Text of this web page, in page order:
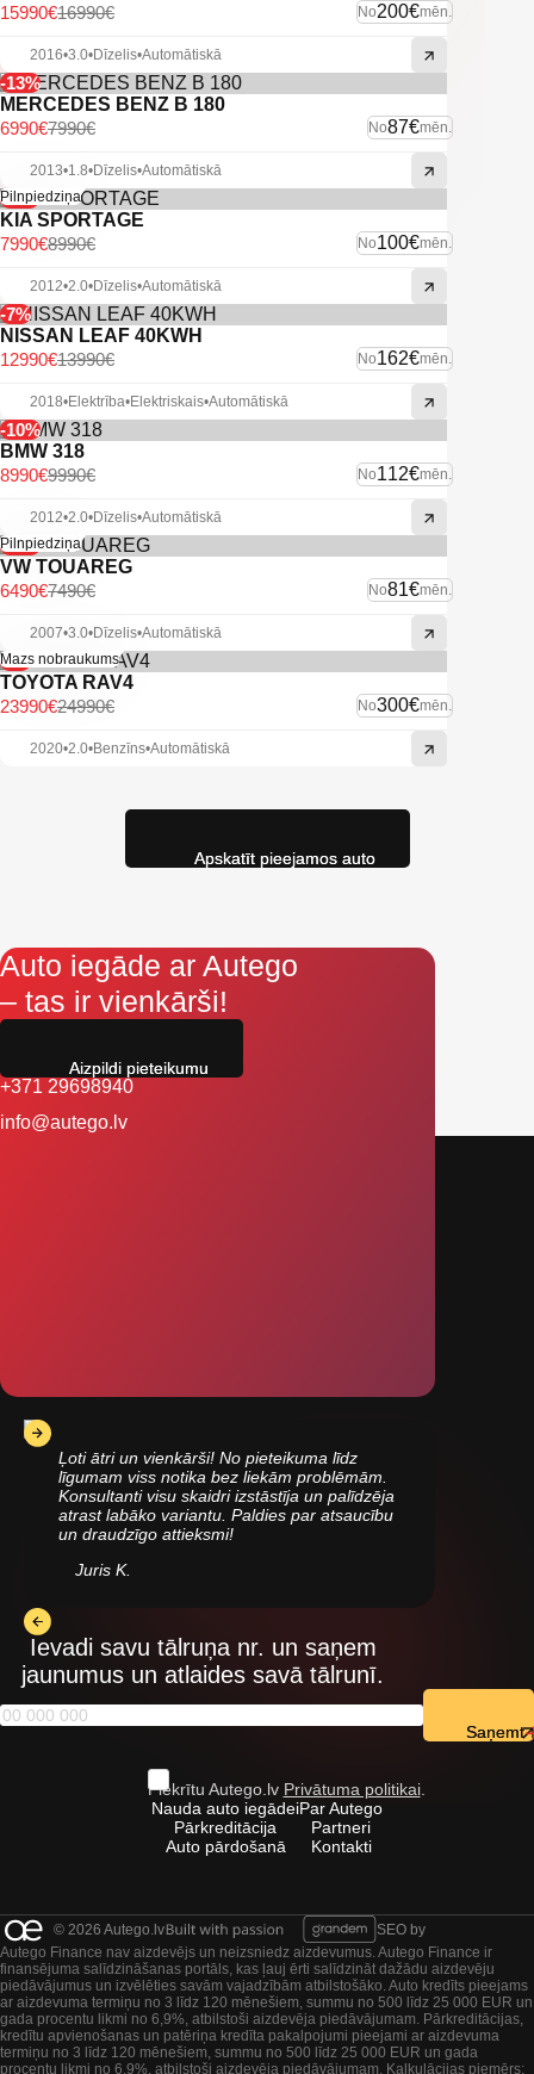
No200€mēn.
16990€
15990€
2016•3.0•Dīzelis•Automātiskā
-13%
MERCEDES BENZ B 180
No87€mēn.
7990€
6990€
2013•1.8•Dīzelis•Automātiskā
-11%
Pilnpiedziņa
KIA SPORTAGE
No100€mēn.
8990€
7990€
2012•2.0•Dīzelis•Automātiskā
-7%
NISSAN LEAF 40KWH
No162€mēn.
13990€
12990€
2018•Elektrība•Elektriskais•Automātiskā
-10%
BMW 318
No112€mēn.
9990€
8990€
2012•2.0•Dīzelis•Automātiskā
-13%
Pilnpiedziņa
VW TOUAREG
No81€mēn.
7490€
6490€
2007•3.0•Dīzelis•Automātiskā
-4%
Mazs nobraukums
TOYOTA RAV4
No300€mēn.
24990€
23990€
2020•2.0•Benzīns•Automātiskā
Auto iegāde ar Autego
– tas ir vienkārši!
+371 29698940
info@autego.lv
Ļoti ātri un vienkārši! No pieteikuma līdz
līgumam viss notika bez liekām problēmām.
Konsultanti visu skaidri izstāstīja un palīdzēja
atrast labāko variantu. Paldies par atsaucību
un draudzīgo attieksmi!
Juris K.
Ievadi savu tālruņa nr. un saņem
jaunumus un atlaides savā tālrunī.
Piekrītu Autego.lv Privātuma politikai.
Nauda auto iegādei
Pārkreditācija
Auto pārdošanā
Par Autego
Partneri
Kontakti
© 2026 Autego.lv
SEO by
Autego Finance nav aizdevējs un neizsniedz aizdevumus. Autego Finance ir
finansējuma salīdzināšanas portāls, kas ļauj ērti salīdzināt dažādu aizdevēju
piedāvājumus un izvēlēties savām vajadzībām atbilstošāko. Auto kredīts pieejams
ar aizdevuma termiņu no 3 līdz 120 mēnešiem, summu no 500 līdz 25 000 EUR un
gada procentu likmi no 6,9%, atbilstoši aizdevēja piedāvājumam. Pārkreditācijas,
kredītu apvienošanas un patēriņa kredīta pakalpojumi pieejami ar aizdevuma
termiņu no 3 līdz 120 mēnešiem, summu no 500 līdz 25 000 EUR un gada
procentu likmi no 6,9%, atbilstoši aizdevēja piedāvājumam. Kalkulācijas piemērs: